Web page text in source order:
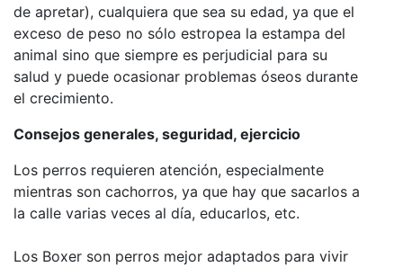
de apretar), cualquiera que sea su edad, ya que el
exceso de peso no sólo estropea la estampa del
animal sino que siempre es perjudicial para su
salud y puede ocasionar problemas óseos durante
el crecimiento.
Consejos generales, seguridad, ejercicio
Los perros requieren atención, especialmente
mientras son cachorros, ya que hay que sacarlos a
la calle varias veces al día, educarlos, etc.
Los Boxer son perros mejor adaptados para vivir